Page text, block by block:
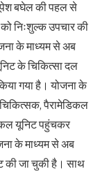
बघेल की पहल से
को निःशुल्क उपचार की
के माध्यम से अब
के चिकित्सा दल
गया है। योजना के
पैरामेडिकल
यूनिट पहुंचकर
के माध्यम से अब
की जा चुकी है। साथ